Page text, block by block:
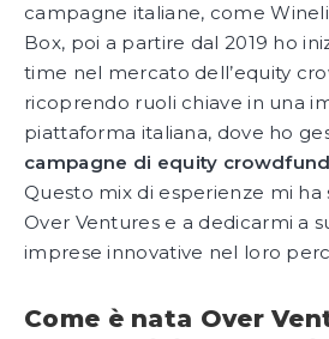
campagne italiane, come
Box, poi a partire dal 2019 ho
time nel mercato dell’equity
ricoprendo ruoli chiave in una
piattaforma italiana, dove ho
campagne di equity
Questo mix di esperienze mi
Over Ventures e a dedicarmi a
imprese innovative nel loro
Come è nata Over